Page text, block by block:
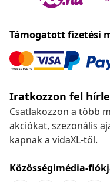
Támogatott fizetési
Iratkozzon fel
Csatlakozzon a több
akciókat, szezonális
kapnak a vidaXL-től.
Közösségimédia-